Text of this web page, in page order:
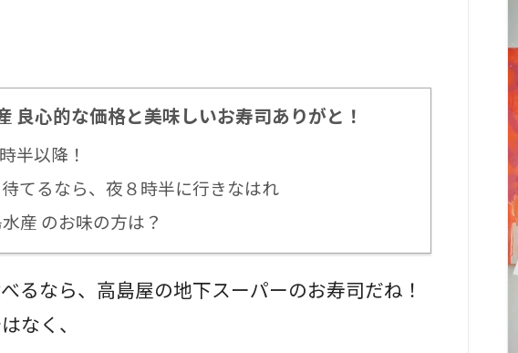
良心的な価格と美味しいお寿司ありがと！
半以降！
てるなら、夜８時半に行きなはれ
産 のお味の方は？
るなら、高島屋の地下スーパーのお寿司だね！
なく、